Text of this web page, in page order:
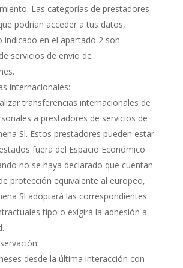
Las categorías de prestadores
podrían acceder a tus datos,
indicado en el apartado 2 son
servicios de envío de
internacionales:
transferencias internacionales de
a prestadores de servicios de
Sl. Estos prestadores pueden estar
fuera del Espacio Económico
no se haya declarado que cuentan
protección equivalente al europeo,
Sl adoptará las correspondientes
tipo o exigirá la adhesión a
desde la última interacción con